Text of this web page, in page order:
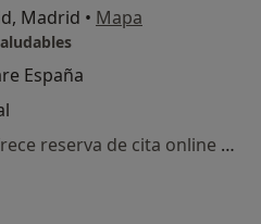
Madrid • Mapa
España
Este especialista no ofrece reserva de cita online en esta dirección.